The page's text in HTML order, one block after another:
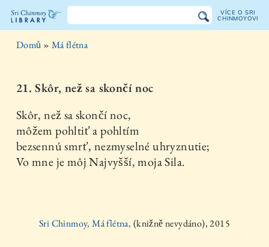
Knihovna
Chinmoye
VÍCE O SRI
CHINMOYOVI
Domů » Má flétna
21. Skôr, než sa skončí noc
Skôr, než sa skončí noc,
môžem pohltiť a pohltím
bezsennú smrť, nezmyselné uhryznutie;
Vo mne je môj Najvyšší, moja Sila.
Sri Chinmoy, Má flétna, (knižně nevydáno), 2015